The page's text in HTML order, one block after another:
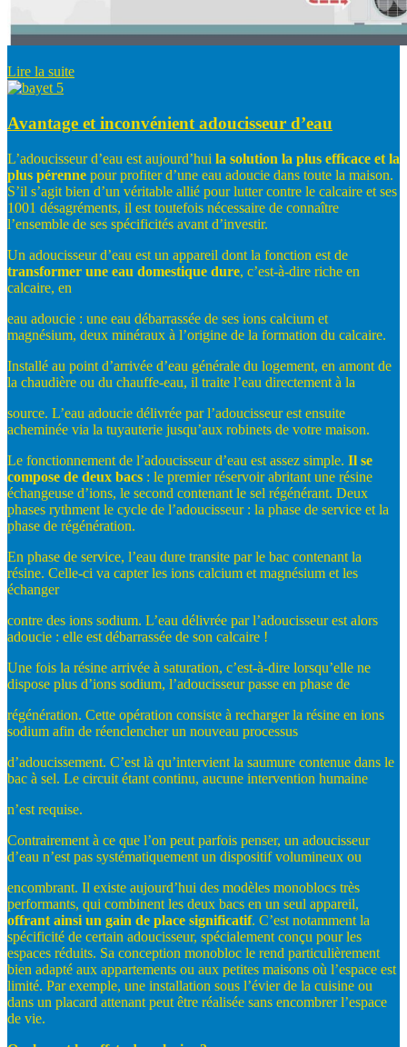
Lire la suite
Avantage et inconvénient adoucisseur d’eau
L’adoucisseur d’eau est aujourd’hui la solution la plus efficace et la
plus pérenne pour profiter d’une eau adoucie dans toute la maison.
S’il s’agit bien d’un véritable allié pour lutter contre le calcaire et ses
1001 désagréments, il est toutefois nécessaire de connaître
l’ensemble de ses spécificités avant d’investir.
Un adoucisseur d’eau est un appareil dont la fonction est de
transformer une eau domestique dure, c’est-à-dire riche en
calcaire, en
eau adoucie : une eau débarrassée de ses ions calcium et
magnésium, deux minéraux à l’origine de la formation du calcaire.
Installé au point d’arrivée d’eau générale du logement, en amont de
la chaudière ou du chauffe-eau, il traite l’eau directement à la
source. L’eau adoucie délivrée par l’adoucisseur est ensuite
acheminée via la tuyauterie jusqu’aux robinets de votre maison.
Le fonctionnement de l’adoucisseur d’eau est assez simple. Il se
compose de deux bacs : le premier réservoir abritant une résine
échangeuse d’ions, le second contenant le sel régénérant. Deux
phases rythment le cycle de l’adoucisseur : la phase de service et la
phase de régénération.
En phase de service, l’eau dure transite par le bac contenant la
résine. Celle-ci va capter les ions calcium et magnésium et les
échanger
contre des ions sodium. L’eau délivrée par l’adoucisseur est alors
adoucie : elle est débarrassée de son calcaire !
Une fois la résine arrivée à saturation, c’est-à-dire lorsqu’elle ne
dispose plus d’ions sodium, l’adoucisseur passe en phase de
régénération. Cette opération consiste à recharger la résine en ions
sodium afin de réenclencher un nouveau processus
d’adoucissement. C’est là qu’intervient la saumure contenue dans le
bac à sel. Le circuit étant continu, aucune intervention humaine
n’est requise.
Contrairement à ce que l’on peut parfois penser, un adoucisseur
d’eau n’est pas systématiquement un dispositif volumineux ou
encombrant. Il existe aujourd’hui des modèles monoblocs très
performants, qui combinent les deux bacs en un seul appareil,
offrant ainsi un gain de place significatif. C’est notamment la
spécificité de certain adoucisseur, spécialement conçu pour les
espaces réduits. Sa conception monobloc le rend particulièrement
bien adapté aux appartements ou aux petites maisons où l’espace est
limité. Par exemple, une installation sous l’évier de la cuisine ou
dans un placard attenant peut être réalisée sans encombrer l’espace
de vie.